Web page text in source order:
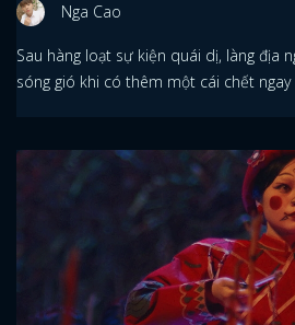
Nga Cao
Sau hàng loạt sự kiện quái dị, làng địa
sóng gió khi có thêm một cái chết